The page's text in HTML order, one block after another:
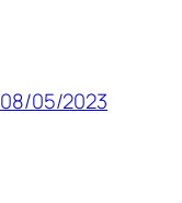
08/05/2023